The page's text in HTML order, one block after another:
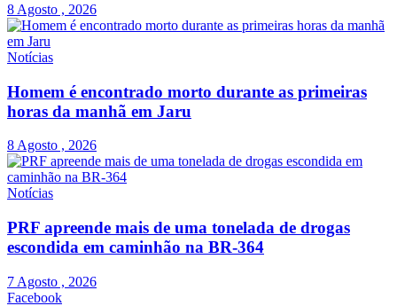
8 Agosto , 2026
Notícias
Homem é encontrado morto durante as primeiras
horas da manhã em Jaru
8 Agosto , 2026
Notícias
PRF apreende mais de uma tonelada de drogas
escondida em caminhão na BR-364
7 Agosto , 2026
Facebook